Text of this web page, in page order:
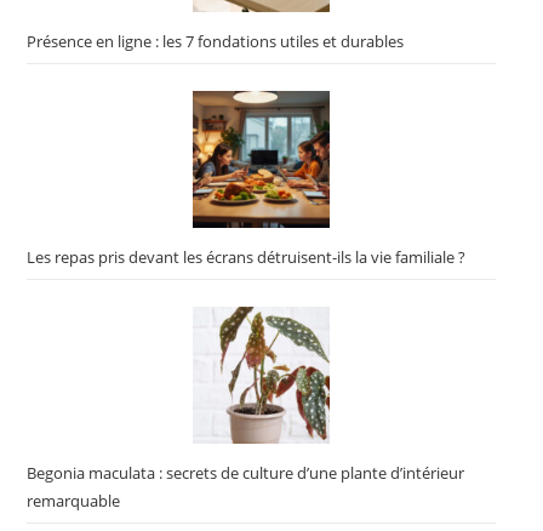
Présence en ligne : les 7 fondations utiles et durables
Les repas pris devant les écrans détruisent-ils la vie familiale ?
Begonia maculata : secrets de culture d’une plante d’intérieur
remarquable